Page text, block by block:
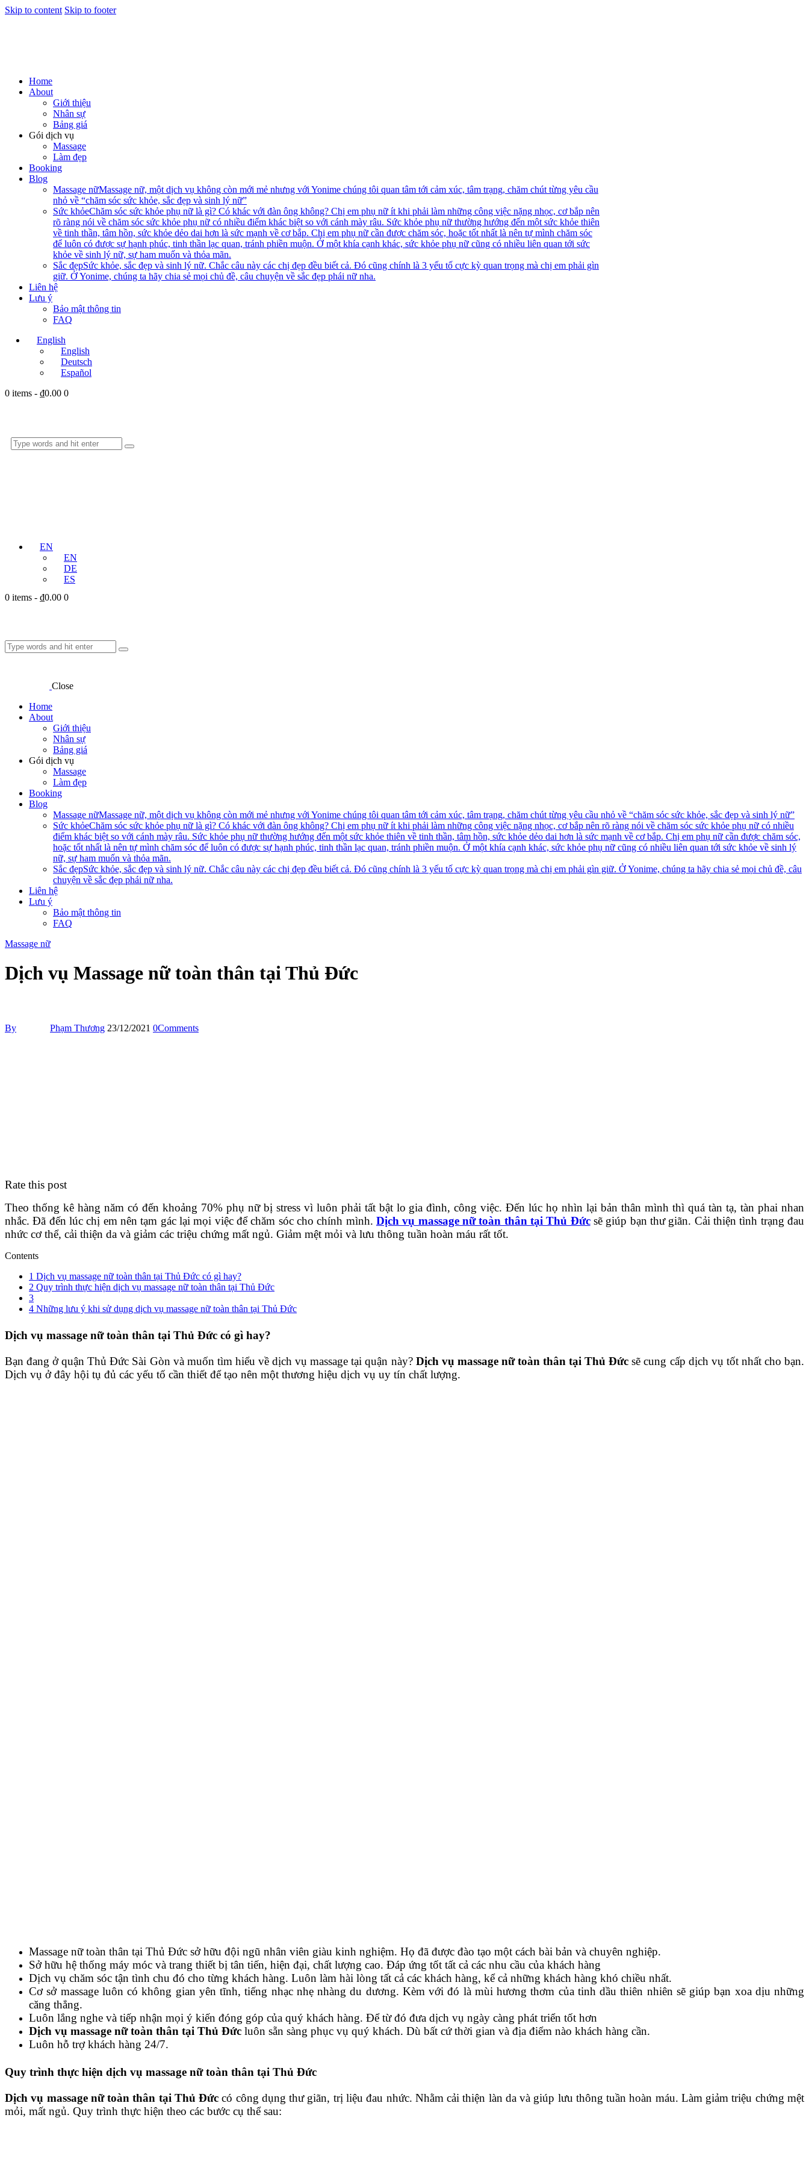
Skip to content Skip to footer
Home
About
Giới thiệu
Nhân sự
Bảng giá
Gói dịch vụ
Massage
Làm đẹp
Booking
Blog
Massage nữMassage nữ, một dịch vụ không còn mới mẻ nhưng với Yonime chúng tôi quan tâm tới cảm xúc, tâm trạng, chăm chút từng yêu cầu
nhỏ về “chăm sóc sức khỏe, sắc đẹp và sinh lý nữ”
Sức khỏeChăm sóc sức khỏe phụ nữ là gì? Có khác với đàn ông không? Chị em phụ nữ ít khi phải làm những công việc nặng nhọc, cơ bắp nên
rõ ràng nói về chăm sóc sức khỏe phụ nữ có nhiều điểm khác biệt so với cánh mày râu. Sức khỏe phụ nữ thường hướng đến một sức khỏe thiên
về tinh thần, tâm hồn, sức khỏe dẻo dai hơn là sức mạnh về cơ bắp. Chị em phụ nữ cần được chăm sóc, hoặc tốt nhất là nên tự mình chăm sóc
để luôn có được sự hạnh phúc, tinh thần lạc quan, tránh phiền muộn. Ở một khía cạnh khác, sức khỏe phụ nữ cũng có nhiều liên quan tới sức
khỏe về sinh lý nữ, sự ham muốn và thỏa mãn.
Sắc đẹpSức khỏe, sắc đẹp và sinh lý nữ. Chắc câu này các chị đẹp đều biết cả. Đó cũng chính là 3 yếu tố cực kỳ quan trọng mà chị em phải gìn
giữ. Ở Yonime, chúng ta hãy chia sẻ mọi chủ đề, câu chuyện về sắc đẹp phái nữ nha.
Liên hệ
Lưu ý
Bảo mật thông tin
FAQ
English
English
Deutsch
Español
0 items - ₫0.00 0
EN
EN
DE
ES
0 items - ₫0.00 0
Close
Home
About
Giới thiệu
Nhân sự
Bảng giá
Gói dịch vụ
Massage
Làm đẹp
Booking
Blog
Massage nữMassage nữ, một dịch vụ không còn mới mẻ nhưng với Yonime chúng tôi quan tâm tới cảm xúc, tâm trạng, chăm chút từng yêu cầu nhỏ về “chăm sóc sức khỏe, sắc đẹp và sinh lý nữ”
Sức khỏeChăm sóc sức khỏe phụ nữ là gì? Có khác với đàn ông không? Chị em phụ nữ ít khi phải làm những công việc nặng nhọc, cơ bắp nên rõ ràng nói về chăm sóc sức khỏe phụ nữ có nhiều
điểm khác biệt so với cánh mày râu. Sức khỏe phụ nữ thường hướng đến một sức khỏe thiên về tinh thần, tâm hồn, sức khỏe dẻo dai hơn là sức mạnh về cơ bắp. Chị em phụ nữ cần được chăm sóc,
hoặc tốt nhất là nên tự mình chăm sóc để luôn có được sự hạnh phúc, tinh thần lạc quan, tránh phiền muộn. Ở một khía cạnh khác, sức khỏe phụ nữ cũng có nhiều liên quan tới sức khỏe về sinh lý
nữ, sự ham muốn và thỏa mãn.
Sắc đẹpSức khỏe, sắc đẹp và sinh lý nữ. Chắc câu này các chị đẹp đều biết cả. Đó cũng chính là 3 yếu tố cực kỳ quan trọng mà chị em phải gìn giữ. Ở Yonime, chúng ta hãy chia sẻ mọi chủ đề, câu
chuyện về sắc đẹp phái nữ nha.
Liên hệ
Lưu ý
Bảo mật thông tin
FAQ
Massage nữ
Dịch vụ Massage nữ toàn thân tại Thủ Đức
By Phạm Thương 23/12/2021 0Comments
Rate this post
Theo thống kê hàng năm có đến khoảng 70% phụ nữ bị stress vì luôn phải tất bật lo gia đình, công việc. Đến lúc họ nhìn lại bản thân mình thì quá tàn tạ, tàn phai nhan
nhắc. Đã đến lúc chị em nên tạm gác lại mọi việc để chăm sóc cho chính mình. Dịch vụ massage nữ toàn thân tại Thủ Đứcsẽ giúp bạn thư giãn. Cải thiện tình trạng đau
nhức cơ thể, cải thiện da và giảm các triệu chứng mất ngủ. Giảm mệt mỏi và lưu thông tuần hoàn máu rất tốt.
Contents
1 Dịch vụ massage nữ toàn thân tại Thủ Đức có gì hay?
2 Quy trình thực hiện dịch vụ massage nữ toàn thân tại Thủ Đức
3
4 Những lưu ý khi sử dụng dịch vụ massage nữ toàn thân tại Thủ Đức
Dịch vụ massage nữ toàn thân tại Thủ Đức có gì hay?
Bạn đang ở quận Thủ Đức Sài Gòn và muốn tìm hiểu về dịch vụ massage tại quận này? Dịch vụ massage nữ toàn thân tại Thủ Đức sẽ cung cấp dịch vụ tốt nhất cho bạn.
Dịch vụ ở đây hội tụ đủ các yếu tố cần thiết để tạo nên một thương hiệu dịch vụ uy tín chất lượng.
Massage nữ toàn thân tại Thủ Đức sở hữu đội ngũ nhân viên giàu kinh nghiệm. Họ đã được đào tạo một cách bài bản và chuyên nghiệp.
Sở hữu hệ thống máy móc và trang thiết bị tân tiến, hiện đại, chất lượng cao. Đáp ứng tốt tất cả các nhu cầu của khách hàng
Dịch vụ chăm sóc tận tình chu đó cho từng khách hàng. Luôn làm hài lòng tất cả các khách hàng, kể cả những khách hàng khó chiều nhất.
Cơ sở massage luôn có không gian yên tĩnh, tiếng nhạc nhẹ nhàng du dương. Kèm với đó là mùi hương thơm của tinh dầu thiên nhiên sẽ giúp bạn xoa dịu những
căng thẳng.
Luôn lắng nghe và tiếp nhận mọi ý kiến đóng góp của quý khách hàng. Để từ đó đưa dịch vụ ngày càng phát triển tốt hơn
Dịch vụ massage nữ toàn thân tại Thủ Đức luôn sẵn sàng phục vụ quý khách. Dù bất cứ thời gian và địa điểm nào khách hàng cần.
Luôn hỗ trợ khách hàng 24/7.
Quy trình thực hiện dịch vụ massage nữ toàn thân tại Thủ Đức
Dịch vụ massage nữ toàn thân tại Thủ Đức có công dụng thư giãn, trị liệu đau nhức. Nhằm cải thiện làn da và giúp lưu thông tuần hoàn máu. Làm giảm triệu chứng mệt
mỏi, mất ngủ. Quy trình thực hiện theo các bước cụ thể sau: